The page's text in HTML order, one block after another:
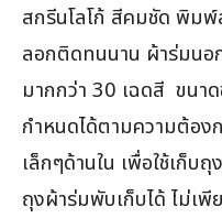
สกรีนโลโก้ สีคมชัด พิม
ลอกติดทนนาน ผ้าร่มนอ
มากกว่า 30 เฉดสี ขนา
กำหนดได้ตามความต้อง
เล็กๆด้านใน เพื่อใช้เก็บ
ถุงผ้าร่มพับเก็บได้ ไม่เพี